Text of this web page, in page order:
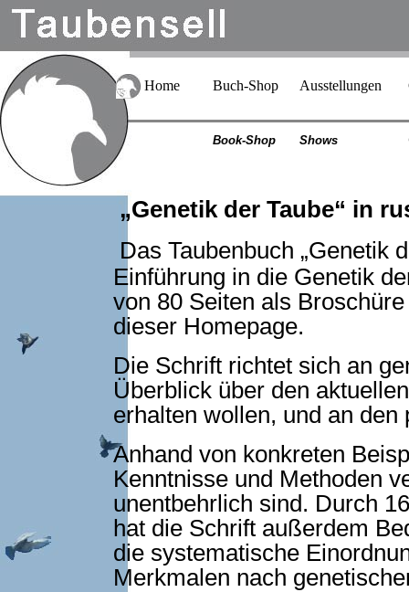
Home Buch-Shop Ausstellungen
Book-Shop Shows
„Genetik der Taube“ in
Das Taubenbuch „Genetik
Einführung in die Genetik
von 80 Seiten als
dieser Homepage.
Die Schrift richtet sich an
Überblick über den
erhalten wollen, und an
Anhand von konkreten
Kenntnisse und Me­thoden
unentbehrlich sind. Durch
hat die Schrift außerdem
die systematische
Merkmalen nach